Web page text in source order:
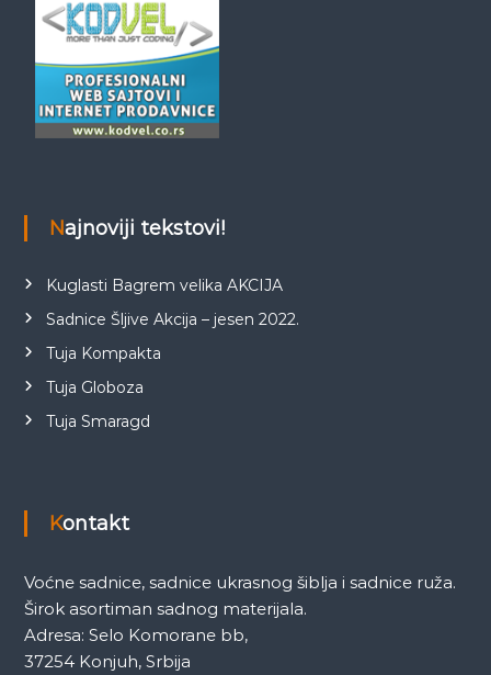
Najnoviji tekstovi!
Kuglasti Bagrem velika AKCIJA
Sadnice Šljive Akcija – jesen 2022.
Tuja Kompakta
Tuja Globoza
Tuja Smaragd
Kontakt
Voćne sadnice, sadnice ukrasnog šiblja i sadnice ruža.
Širok asortiman sadnog materijala.
Adresa: Selo Komorane bb,
37254 Konjuh, Srbija